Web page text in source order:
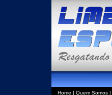
Home | Quem Somos |